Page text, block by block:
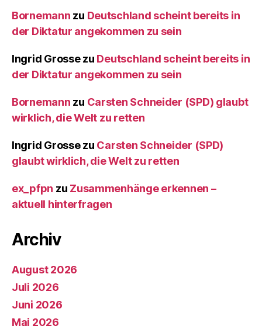
Bornemann zu Deutschland scheint bereits in
der Diktatur angekommen zu sein
Ingrid Grossezu Deutschland scheint bereits in
der Diktatur angekommen zu sein
Bornemann zu Carsten Schneider (SPD) glaubt
wirklich, die Welt zu retten
Ingrid Grossezu Carsten Schneider (SPD)
glaubt wirklich, die Welt zu retten
ex_pfpn zu Zusammenhänge erkennen –
aktuell hinterfragen
Archiv
August 2026
Juli 2026
Juni 2026
Mai 2026